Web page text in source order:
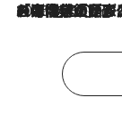
2026.8.3
「今後値上げがあるとすれば…」「リスクがあるのは今年の冬」エネルギー専門家が語る、ホルムズ海峡封鎖が家庭にもたらす“ある心配”